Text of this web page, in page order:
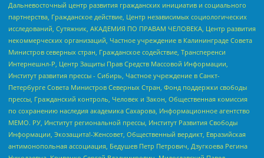
Дальневосточный центр развития гражданских инициатив и социального
партнерства, Гражданское действие, Центр независимых социологических
исследований, Сутяжник, АКАДЕМИЯ ПО ПРАВАМ ЧЕЛОВЕКА, Центр развития
некоммерческих организаций, Частное учреждение в Калининграде Совета
Министров северных стран, Гражданское содействие, Трансперенси
Интернешнл-Р, Центр Защиты Прав Средств Массовой Информации,
Институт развития прессы - Сибирь, Частное учреждение в Санкт-
Петербурге Совета Министров Северных Стран, Фонд поддержки свободы
прессы, Гражданский контроль, Человек и Закон, Общественная комиссия
по сохранению наследия академика Сахарова, Информационное агентство
МЕМО. РУ, Институт региональной прессы, Институт Развития Свободы
Информации, Экозащита!-Женсовет, Общественный вердикт, Евразийская
антимонопольная ассоциация, Бедушев Петр Петрович, Дзугкоева Регина